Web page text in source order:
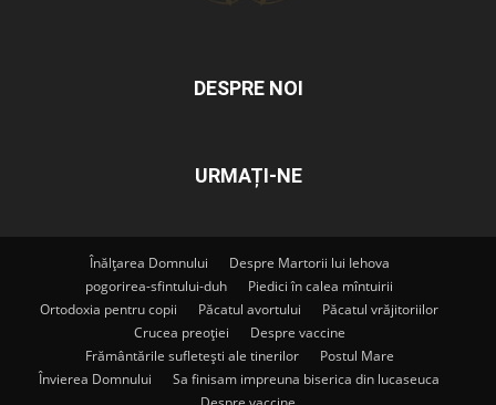
DESPRE NOI
URMAȚI-NE
Înălțarea Domnului
Despre Martorii lui Iehova
pogorirea-sfintului-duh
Piedici în calea mîntuirii
Ortodoxia pentru copii
Păcatul avortului
Păcatul vrăjitoriilor
Crucea preoției
Despre vaccine
Frământările sufletești ale tinerilor
Postul Mare
Învierea Domnului
Sa finisam impreuna biserica din lucaseuca